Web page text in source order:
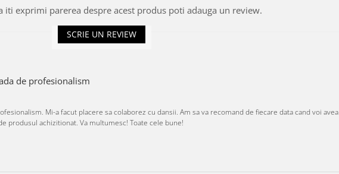
iti exprimi parerea despre acest produs poti adauga un review.
SCRIE UN REVIEW
de profesionalism
Mi-a facut placere sa colaborez cu dansii. Am sa va recomand de fiecare data cand voi avea
produsul achizitionat. Va multumesc! Toate cele bune!